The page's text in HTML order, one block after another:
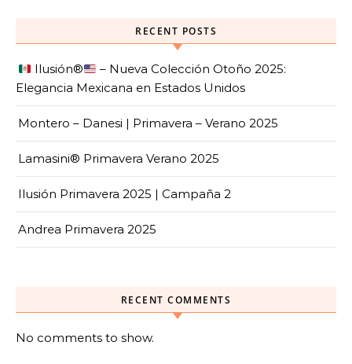
RECENT POSTS
Ilusión®️
– Nueva Colección Otoño 2025:
Elegancia Mexicana en Estados Unidos
Montero – Danesi | Primavera – Verano 2025
Lamasini® Primavera Verano 2025
Ilusión Primavera 2025 | Campaña 2
Andrea Primavera 2025
RECENT COMMENTS
No comments to show.